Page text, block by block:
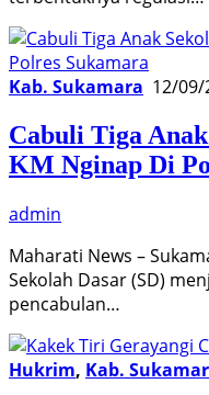
Kab. Sukamara 12/09/
Cabuli Tiga
KM Nginap Di
admin
Maharati News –
Sekolah Dasar (SD)
pencabulan…
Hukrim, Kab.